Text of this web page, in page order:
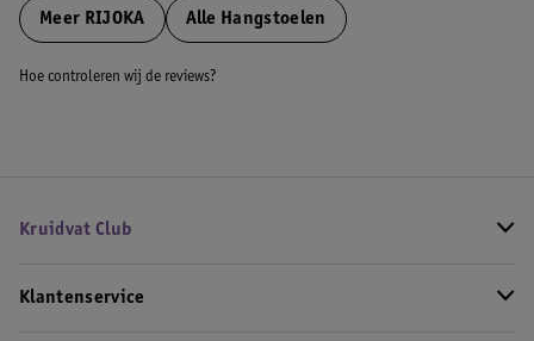
Meer RIJOKA Alle Hangstoelen
Hoe controleren wij de reviews?
Kruidvat Club
Klantenservice